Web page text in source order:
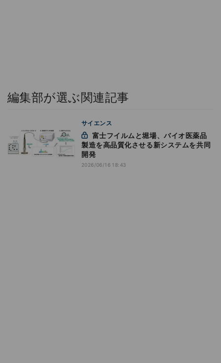
編集部が選ぶ関連記事
サイエンス
製造を高品質化させる新システムを共同
開発
2026/06/16 18:43